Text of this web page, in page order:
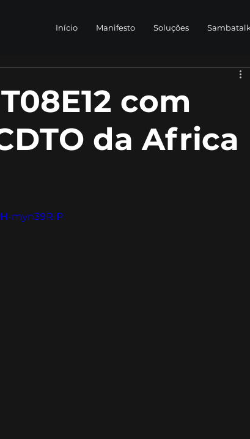
Início Manifesto Soluções
com
da Africa
myn39RIP